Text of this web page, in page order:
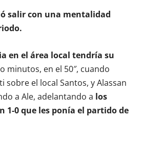
salir con una mentalidad
en el área local tendría su
minutos, en el 50″, cuando
sobre el local Santos, y Alassan
a Ale, adelantando a los
1-0 que les ponía el partido de